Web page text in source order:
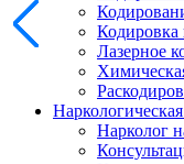
Кодировка
Лазерное
Нарколог